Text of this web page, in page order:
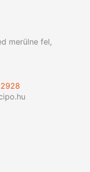
merülne fel,